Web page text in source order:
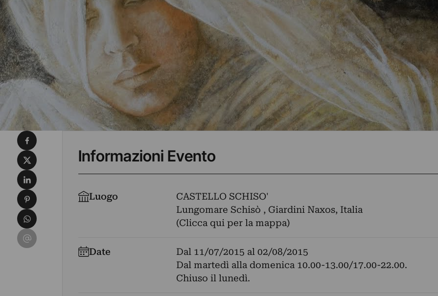
Informazioni Evento
Luogo
CASTELLO SCHISO'
Lungomare Schisò , Giardini Naxos, Italia
(Clicca qui per la mappa)
Date Dal 11/07/2015 al 02/08/2015
Dal martedì alla domenica 10.00-13.00/17.00-22.00.
Chiuso il lunedì.
Condividi su Facebook
Condividi su X
Condividi su LinkedIn
Condividi su Pinterest
Condividi su WhatsApp
Condividi su Email